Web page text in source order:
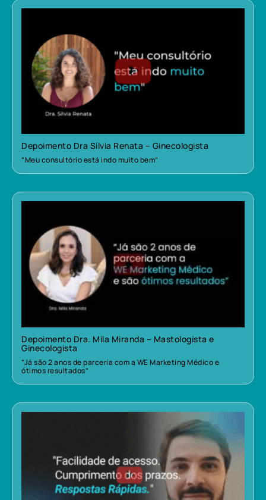
Depoimento Dra Sílvia Renata – Ginecologista
“Meu consultório está indo muito bem”
Depoimento Dra. Mila Miranda – Mastologista e
Ginecologista
“Já são 2 anos de parceria com a WE Marketing Médico e
ótimos resultados”